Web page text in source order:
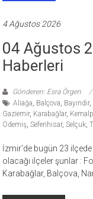
4 Ağustos 2026
04 Ağustos
Haberleri
Gönderen: Esra Örgen
Aliağa, Balçova, Bayındır,
Gaziemir, Karabağlar,
Ödemiş,Seferihisar,Selçuk,
İzmir’de bugün 23
olacağı ilçeler şunlar :
Karabağlar, Balçova,